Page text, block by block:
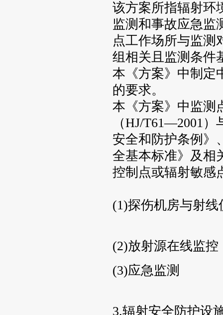
该方案所指辐射环
监测和事故应急监
点工作场所与监测
组相关且监测条件
本《方案》中制定
的要求。
本《方案》中监测
（HJ/T61—2001
安全和防护条例》
全基本标准》及相
控制点或辐射敏感
(1)探伤机房与射
(2)放射源在线监控
(3)应急监测
3.辐射安全防护设